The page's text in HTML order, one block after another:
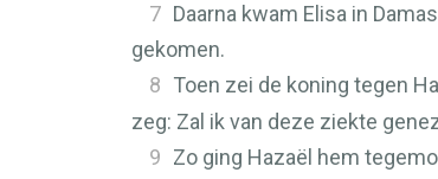
7 Daarna kwam Elisa in
gekomen.
8 Toen zei de koning tegen
zeg: Zal ik van deze ziekte
9 Zo ging Hazaël hem